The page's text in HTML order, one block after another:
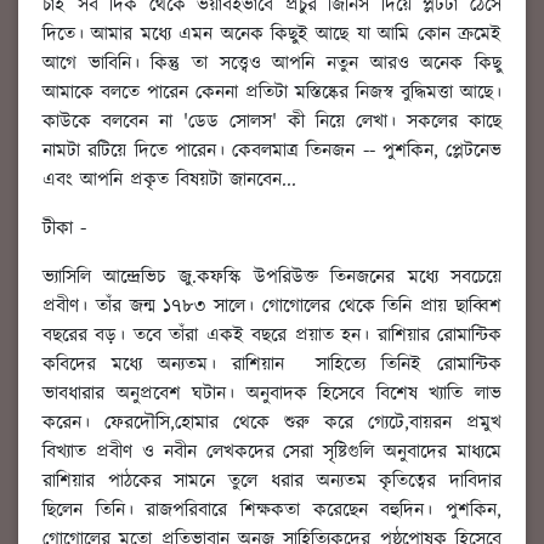
চাই সব দিক থেকে ভয়াবহভাবে প্রচুর জিনিস দিয়ে প্লটটা ঠেসে
দিতে। আমার মধ্যে এমন অনেক কিছুই আছে যা আমি কোন ক্রমেই
আগে ভাবিনি। কিন্তু তা সত্ত্বেও আপনি নতুন আরও অনেক কিছু
আমাকে বলতে পারেন কেননা প্রতিটা মস্তিষ্কের নিজস্ব বুদ্ধিমত্তা আছে।
কাউকে বলবেন না 'ডেড সোলস' কী নিয়ে লেখা। সকলের কাছে
নামটা রটিয়ে দিতে পারেন। কেবলমাত্র তিনজন -- পুশকিন, প্লেটনেভ
এবং আপনি প্রকৃত বিষয়টা জানবেন...
টীকা -
ভ্যাসিলি আন্দ্রেভিচ জু.কফস্কি উপরিউক্ত তিনজনের মধ্যে সবচেয়ে
প্রবীণ। তাঁর জন্ম ১৭৮৩ সালে। গোগোলের থেকে তিনি প্রায় ছাব্বিশ
বছরের বড়। তবে তাঁরা একই‌ বছরে প্রয়াত হন। রাশিয়ার রোমান্টিক
কবিদের মধ্যে অন্যতম। রাশিয়ান সাহিত্যে তিনিই রোমান্টিক
ভাবধারার অনুপ্রবেশ ঘটান। অনুবাদক হিসেবে বিশেষ খ্যাতি লাভ
করেন। ফেরদৌসি,হোমার থেকে শুরু করে গ্যেটে,বায়রন প্রমুখ
বিখ্যাত প্রবীণ ও নবীন লেখকদের সেরা সৃষ্টিগুলি অনুবাদের মাধ্যমে
রাশিয়ার পাঠকের সামনে তুলে ধরার অন্যতম কৃতিত্বের দাবিদার
ছিলেন তিনি। রাজপরিবারে শিক্ষকতা করেছেন বহুদিন। পুশকিন,